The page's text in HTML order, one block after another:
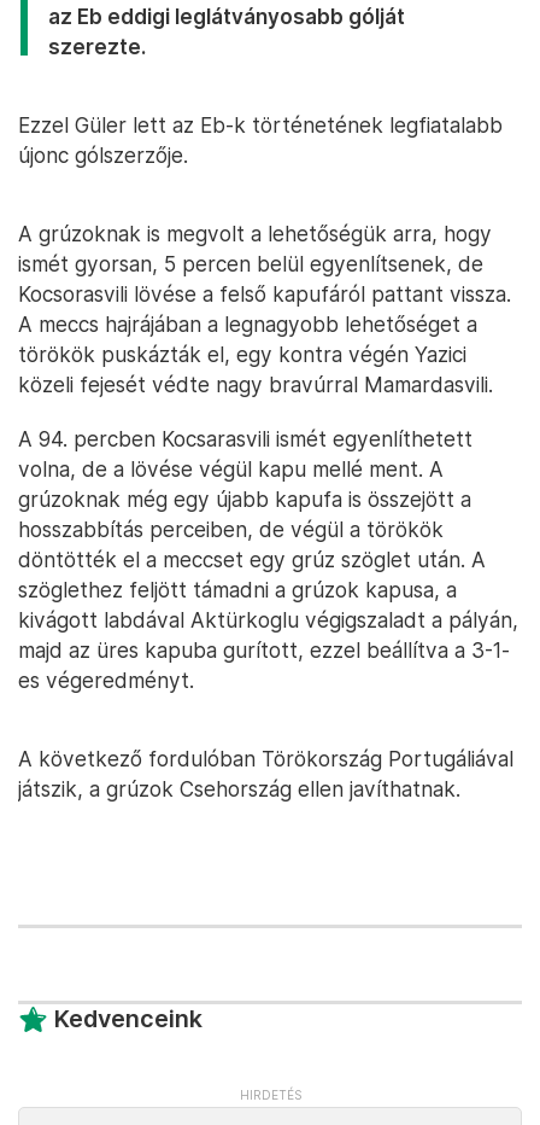
az Eb eddigi leglátványosabb gólját
szerezte.
Ezzel Güler lett az Eb-k történetének legfiatalabb
újonc gólszerzője.
A grúzoknak is megvolt a lehetőségük arra, hogy
ismét gyorsan, 5 percen belül egyenlítsenek, de
Kocsorasvili lövése a felső kapufáról pattant vissza.
A meccs hajrájában a legnagyobb lehetőséget a
törökök puskázták el, egy kontra végén Yazici
közeli fejesét védte nagy bravúrral Mamardasvili.
A 94. percben Kocsarasvili ismét egyenlíthetett
volna, de a lövése végül kapu mellé ment. A
grúzoknak még egy újabb kapufa is összejött a
hosszabbítás perceiben, de végül a törökök
döntötték el a meccset egy grúz szöglet után. A
szöglethez feljött támadni a grúzok kapusa, a
kivágott labdával Aktürkoglu végigszaladt a pályán,
majd az üres kapuba gurított, ezzel beállítva a 3-1-
es végeredményt.
A következő fordulóban Törökország Portugáliával
játszik, a grúzok Csehország ellen javíthatnak.
Kedvenceink